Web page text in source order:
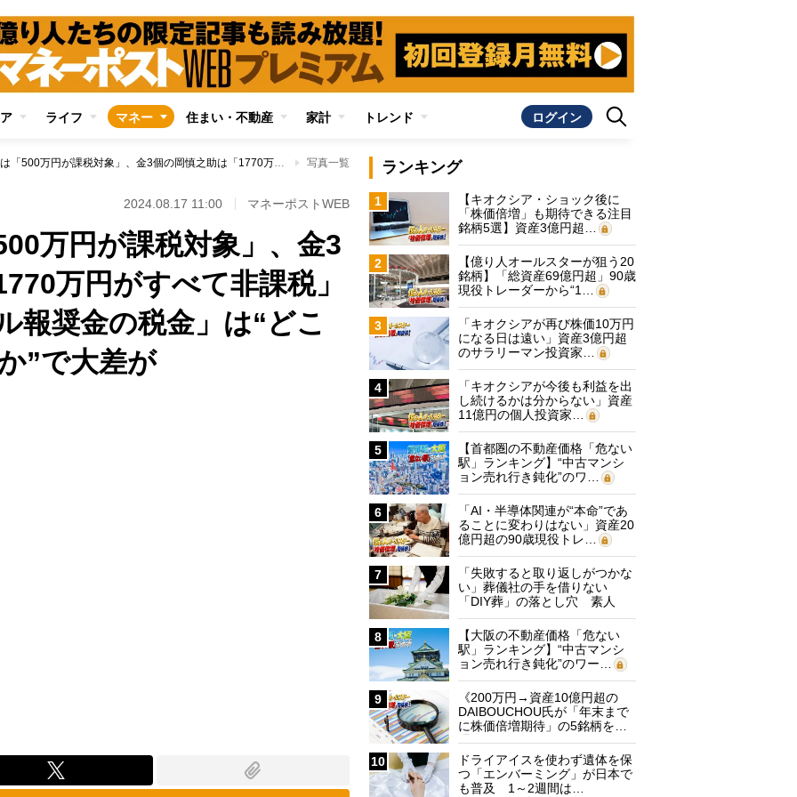
ライフ マネー 住まい・不動産 家計 トレンド ログイン
銅の松山英樹は「500万円が課税対象」、金3個の岡慎之助は「1770万円がすべて非課税」…パリ五輪「メダル報奨金の税金」は“どこからいくらもらうか”で大差が 写真一覧
2024.08.17 11:00 マネーポストWEB
万円が課税対象」、金3
万円がすべて非課税」
報奨金の税金」は“どこ
”で大差が
ランキング
1
【キオクシア・ショック後に
「株価倍増」も期待できる注目
銘柄5選】資産3億円超…
2
【億り人オールスターが狙う20
銘柄】「総資産69億円超」90歳
現役トレーダーから“1…
3
「キオクシアが再び株価10万円
になる日は遠い」資産3億円超
のサラリーマン投資家…
4
「キオクシアが今後も利益を出
し続けるかは分からない」資産
11億円の個人投資家…
5
【首都圏の不動産価格「危ない
駅」ランキング】“中古マンシ
ョン売れ行き鈍化”のワ…
6
「AI・半導体関連が“本命”であ
ることに変わりはない」資産20
億円超の90歳現役トレ…
7
「失敗すると取り返しがつかな
い」葬儀社の手を借りない
「DIY葬」の落とし穴 素人
に…
8
【大阪の不動産価格「危ない
駅」ランキング】“中古マンシ
ョン売れ行き鈍化”のワー…
9
《200万円→資産10億円超の
DAIBOUCHOU氏が「年末まで
に株価倍増期待」の5銘柄を…
10
ドライアイスを使わず遺体を保
つ「エンバーミング」が日本で
も普及 1～2週間は…